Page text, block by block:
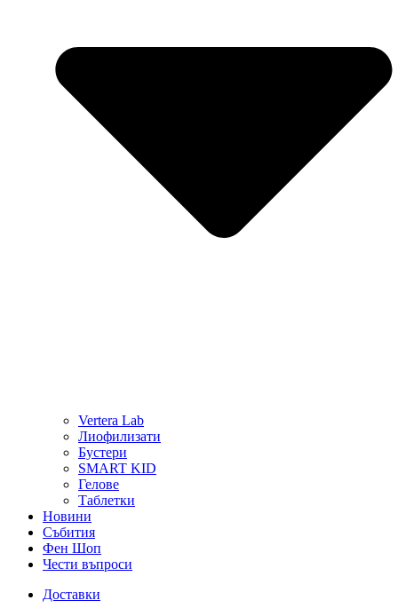
Vertera Lab
Лиофилизати
Бустери
SMART KID
Гелове
Таблетки
Новини
Събития
Фен Шоп
Чести въпроси
Доставки